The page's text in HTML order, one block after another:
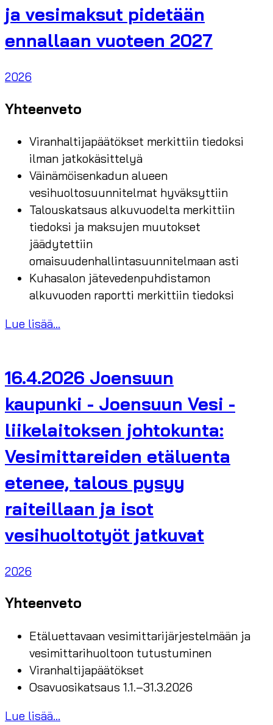
ja vesimaksut pidetään
ennallaan vuoteen 2027
2026
Yhteenveto
Viranhaltijapäätökset merkittiin tiedoksi
ilman jatkokäsittelyä
Väinämöisenkadun alueen
vesihuoltosuunnitelmat hyväksyttiin
Talouskatsaus alkuvuodelta merkittiin
tiedoksi ja maksujen muutokset
jäädytettiin
omaisuudenhallintasuunnitelmaan asti
Kuhasalon jätevedenpuhdistamon
alkuvuoden raportti merkittiin tiedoksi
Lue lisää...
16.4.2026 Joensuun
kaupunki - Joensuun Vesi -
liikelaitoksen johtokunta:
Vesimittareiden etäluenta
etenee, talous pysyy
raiteillaan ja isot
vesihuoltotyöt jatkuvat
2026
Yhteenveto
Etäluettavaan vesimittarijärjestelmään ja
vesimittarihuoltoon tutustuminen
Viranhaltijapäätökset
Osavuosikatsaus 1.1.–31.3.2026
Lue lisää...